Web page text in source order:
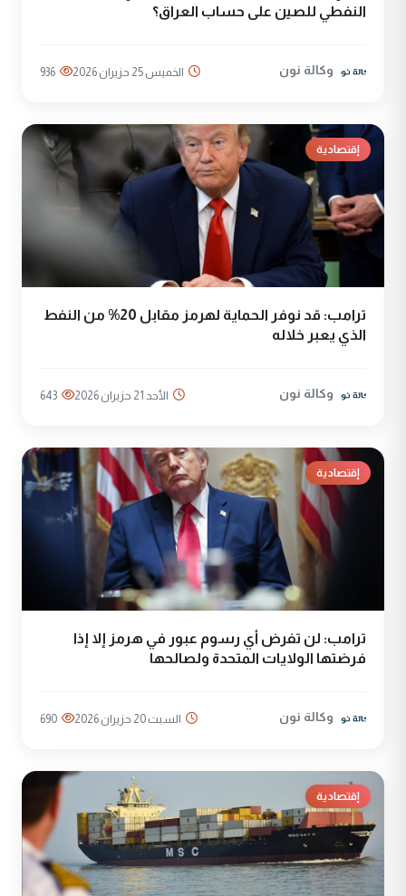
النفطي للصين على حساب العراق؟
وكالة نون الخميس 25 حزيران 2026 936
إقتصادية
ترامب: قد نوفر الحماية لهرمز مقابل 20% من النفط
الذي يعبر خلاله
وكالة نون الأحد 21 حزيران 2026 643
إقتصادية
ترامب: لن تفرض أي رسوم عبور في هرمز إلا إذا
فرضتها الولايات المتحدة ولصالحها
وكالة نون السبت 20 حزيران 2026 690
إقتصادية